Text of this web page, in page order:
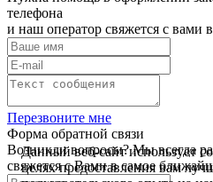
телефона
и наш оператор свяжется с вами
Перезвоните мне
Форма обратной связи
Возникли вопросы? Мы всегда
свяжется с Вами в самое
Данный веб-сайт использует
целях предоставления вам